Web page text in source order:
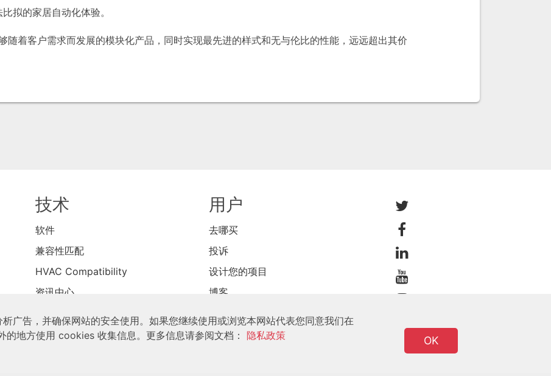
拟的家居自动化体验。
随着客户需求而发展的模块化产品，同时实现最先进的样式和无与伦比的性能，远远超出其价
技术
软件
兼容性匹配
HVAC Compatibility
资讯中心
联系我们
用户
去哪买
投诉
设计您的项目
博客
© 2026 TIS版权所有
广告，并确保网站的安全使用。如果您继续使用或浏览本网站代表您同意我们在
地方使用 cookies 收集信息。更多信息请参阅文档： 隐私政策 OK